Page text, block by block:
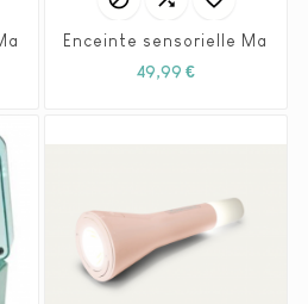
Wave bleue - Little L
Enceinte sensorielle Magic
49,99 €Prix